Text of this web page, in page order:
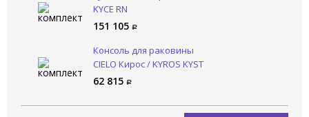
KYCE RN
151 105
Консоль для раковины
CIELO Кирос / KYROS KYST
NM
62 815